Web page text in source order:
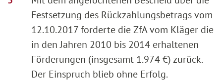
Festsetzung des Rückzahlungsbetrags vom
12.10.2017 forderte die ZfA vom Kläger die
in den Jahren 2010 bis 2014 erhaltenen
Förderungen (insgesamt 1.974 €) zurück.
Der Einspruch blieb ohne Erfolg.